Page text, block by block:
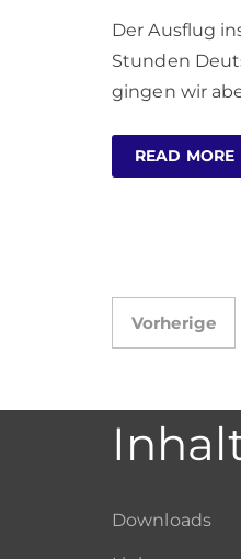
Der Ausflug
Stunden
gingen wir
READ MORE
Vorherige
Downloads